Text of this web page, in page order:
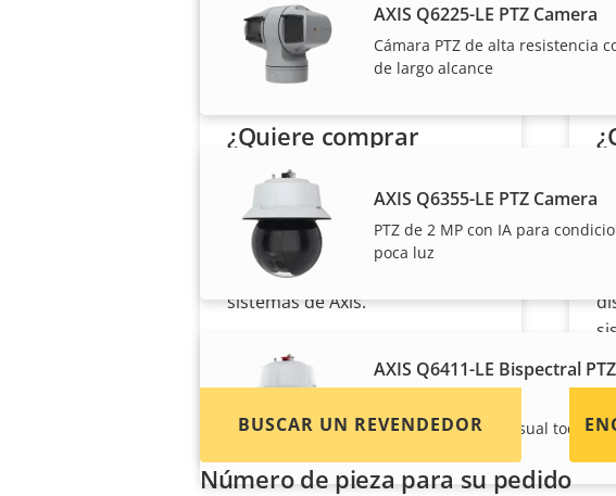
AXIS Q6225-LE PTZ Camera
Cámara PTZ de alta resistencia
de largo alcance
AXIS Q6355-LE PTZ Camera
PTZ de 2 MP con IA para
poca luz
AXIS Q6411-LE Bispectral PTZ
Cámara térmica y visual todo en
¿Quiere comprar
productos Axis?
Localice revendedores,
integradores de sistemas e
instaladores de productos y
sistemas de Axis.
BUSCAR UN REVENDEDOR
Número de pieza para su pedido